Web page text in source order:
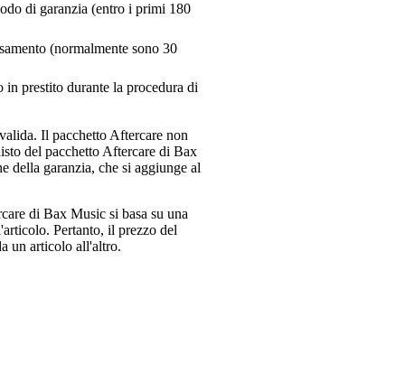
di garanzia (entro i primi 180
(normalmente sono 30
prestito durante la procedura di
Il pacchetto Aftercare non
del pacchetto Aftercare di Bax
della garanzia, che si aggiunge al
di Bax Music si basa su una
Pertanto, il prezzo del
un articolo all'altro.